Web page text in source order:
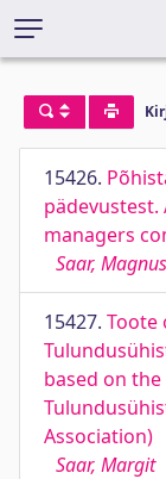
15426.
managers
Saar,
15427. Toote
based on
Association)
Saar, Margit